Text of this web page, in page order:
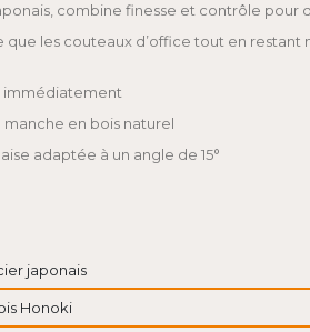
combine finesse et contrôle
les couteaux d’office tout en restant
immédiatement
en bois naturel
adaptée à un angle de 15°
japonais
Honoki